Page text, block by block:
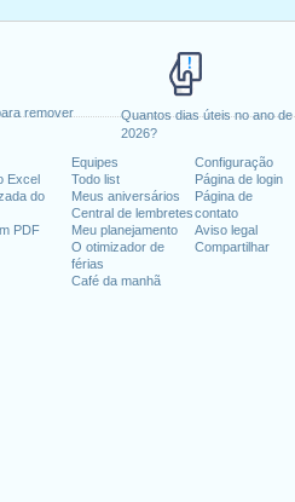
remover
Quantos dias úteis no ano de
2026?
Excel
do
PDF
Equipes
Todo list
Meus aniversários
Central de lembretes
Meu planejamento
O otimizador de
férias
Café da manhã
Configuração
Página de login
Página de
contato
Aviso legal
Compartilhar